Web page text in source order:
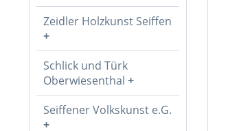
Zeidler Holzkunst Seiffen
Schlick und Türk
Oberwiesenthal
Seiffener Volkskunst e.G.